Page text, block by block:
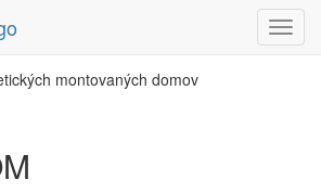
Menu
montovaných domov